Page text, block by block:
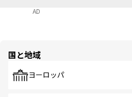
AD
国と地域
ヨーロッパ